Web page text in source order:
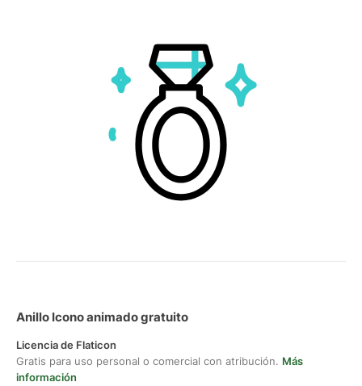
Anillo Icono animado gratuito
Licencia de Flaticon
Gratis para uso personal o comercial con atribución. Más
información